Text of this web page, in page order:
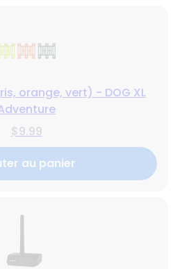
orange, vert) - DOG XL
$9.99
au panier